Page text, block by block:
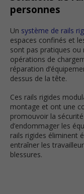
personnes
Un système de rails
espaces confinés et
sont pas pratiques ou
opérations de
réparation
dessus de la tête.
Ces rails rigides
montage et ont une
promouvoir la
d’endommager les
rails rigides éliminent
entraîner les
blessures.